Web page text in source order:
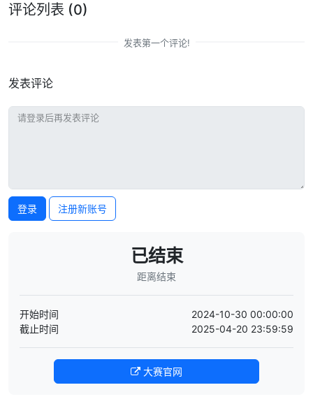
评论列表 (0)
发表第一个评论!
发表评论
登录 注册新账号
已结束
距离结束
开始时间
2024-10-30 00:00:00
截止时间
2025-04-20 23:59:59
大赛官网